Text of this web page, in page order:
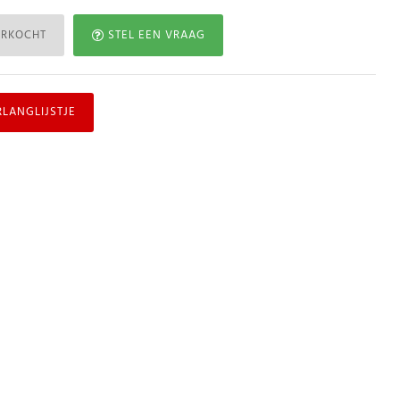
STEL EEN VRAAG